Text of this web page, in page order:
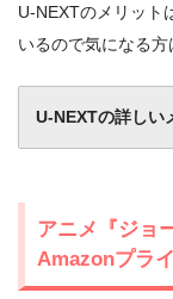
U-NEXTのメリット
いるので気になる方
U-NEXTの詳しい
アニメ『ジョ
Amazonプラ